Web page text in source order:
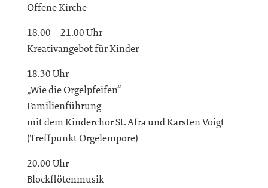
Offene Kirche
18.00 – 21.00 Uhr
Kreativangebot für Kinder
18.30 Uhr
„Wie die Orgelpfeifen“
Familienführung
mit dem Kinderchor St. Afra und Karsten Voigt
(Treffpunkt Orgelempore)
20.00 Uhr
Blockflötenmusik